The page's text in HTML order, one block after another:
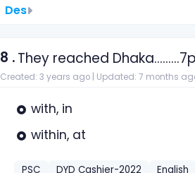
Des
8 .They reached
Created: 3 years ago | Updated: 7 months
with, in
within, at
PSC DYD Cashier-2022 English